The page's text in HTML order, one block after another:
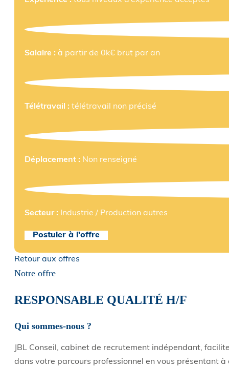
Salaire : à partir de 0k€ brut par an
Télétravail : télétravail non précisé
Déplacement : Non renseigné
Secteur : Industrie / Production autres
Postuler à l'offre
Retour aux offres
Notre offre
RESPONSABLE QUALITÉ H/F
Qui sommes-nous ?
JBL Conseil, cabinet de recrutement indépendant,
dans votre parcours professionnel en vous présentant